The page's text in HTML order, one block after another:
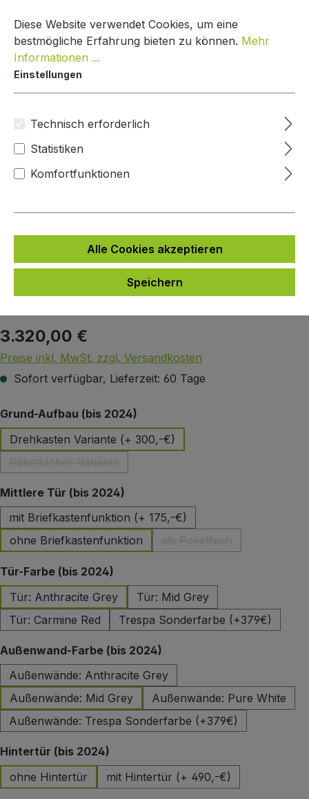
Paketbox Creative Line
Mypaketkasten
Bildergalerie überspringen
Regulärer Preis:
3.320,00 €
Preise inkl. MwSt. zzgl. Versandkosten
Sofort verfügbar, Lieferzeit: 60 Tage
Grund-Aufbau (bis 2024)
Drehkasten Variante (+ 300,-€)
(Diese Option ist zurzeit nicht verfügbar.)
Mittlere Tür (bis 2024)
mit Briefkastenfunktion (+ 175,-€)
ohne Briefkastenfunktion
Tür-Farbe (bis 2024)
Tür: Anthracite Grey
Tür: Mid Grey
Tür: Carmine Red
Trespa Sonderfarbe (+379€)
Außenwand-Farbe (bis 2024)
Außenwände: Anthracite Grey
Außenwände: Mid Grey
Außenwände: Pure White
Außenwände: Trespa Sonderfarbe (+379€)
Hintertür (bis 2024)
ohne Hintertür
mit Hintertür (+ 490,-€)
Diese Website verwendet Cookies, um eine
bestmögliche Erfahrung bieten zu können. Mehr
Informationen ...
Einstellungen
Technisch erforderlich
Statistiken
Komfortfunktionen
Alle Cookies akzeptieren
Speichern